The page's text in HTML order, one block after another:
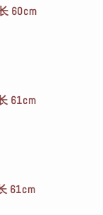
60cm
61cm
61cm